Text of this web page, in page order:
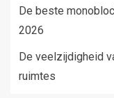
De beste
2026
De veelzijdigheid
ruimtes